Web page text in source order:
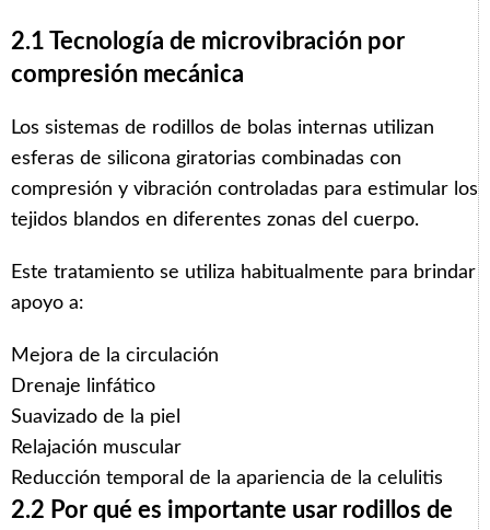
2.1 Tecnología de microvibración por
compresión mecánica
Los sistemas de rodillos de bolas internas utilizan
esferas de silicona giratorias combinadas con
compresión y vibración controladas para estimular los
tejidos blandos en diferentes zonas del cuerpo.
Este tratamiento se utiliza habitualmente para brindar
apoyo a:
Mejora de la circulación
Drenaje linfático
Suavizado de la piel
Relajación muscular
Reducción temporal de la apariencia de la celulitis
2.2 Por qué es importante usar rodillos de